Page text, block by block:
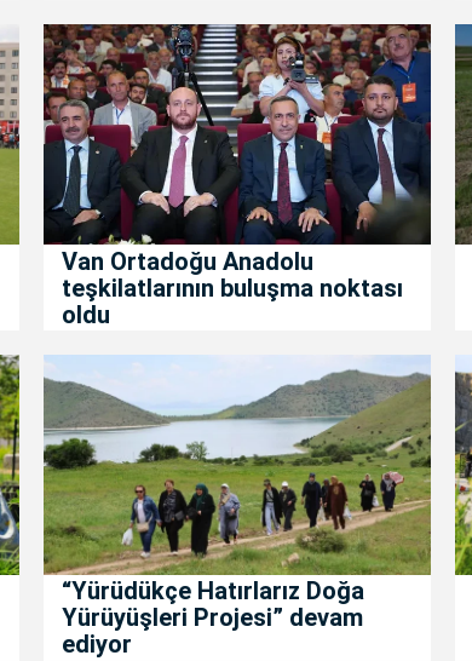
Van Ortadoğu Anadolu
teşkilatlarının buluşma noktası
oldu
“Yürüdükçe Hatırlarız Doğa
Yürüyüşleri Projesi” devam
ediyor